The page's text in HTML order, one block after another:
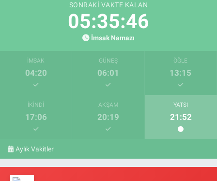
SONRAKI VAKTE KALAN
05:35:45
İmsak Namazı
İMSAK
04:20
GÜNEŞ
06:01
ÖĞLE
13:15
İKINDI
17:06
AKŞAM
20:19
YATSI
21:52
Aylık Vakitler